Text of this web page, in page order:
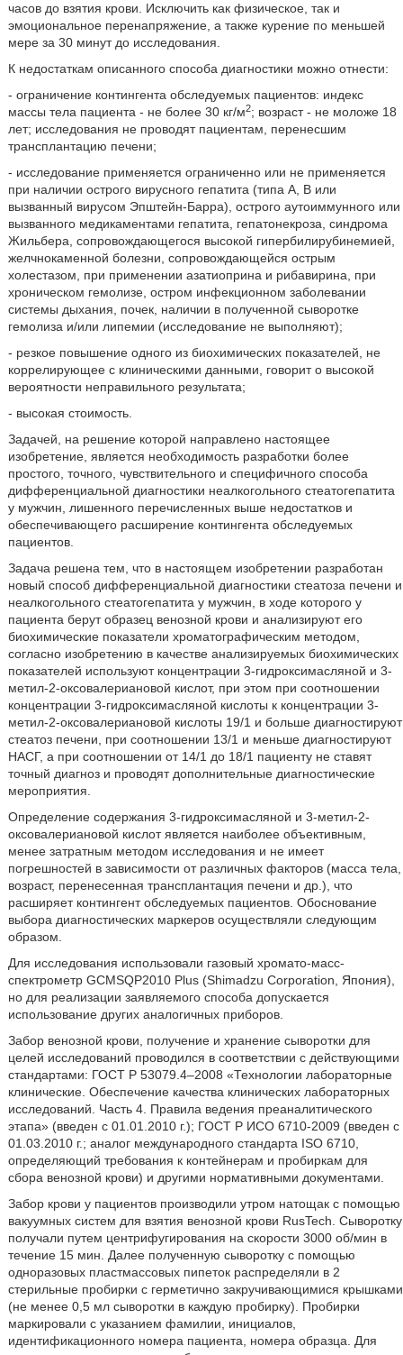
часов до взятия крови. Исключить как физическое, так и
эмоциональное перенапряжение, а также курение по меньшей
мере за 30 минут до исследования.
К недостаткам описанного способа диагностики можно отнести:
- ограничение контингента обследуемых пациентов: индекс
массы тела пациента - не более 30 кг/м2; возраст - не моложе 18
лет; исследования не проводят пациентам, перенесшим
трансплантацию печени;
- исследование применяется ограниченно или не применяется
при наличии острого вирусного гепатита (типа А, В или
вызванный вирусом Эпштейн-Барра), острого аутоиммунного или
вызванного медикаментами гепатита, гепатонекроза, синдрома
Жильбера, сопровождающегося высокой гипербилирубинемией,
желчнокаменной болезни, сопровождающейся острым
холестазом, при применении азатиоприна и рибавирина, при
хроническом гемолизе, остром инфекционном заболевании
системы дыхания, почек, наличии в полученной сыворотке
гемолиза и/или липемии (исследование не выполняют);
- резкое повышение одного из биохимических показателей, не
коррелирующее с клиническими данными, говорит о высокой
вероятности неправильного результата;
- высокая стоимость.
Задачей, на решение которой направлено настоящее
изобретение, является необходимость разработки более
простого, точного, чувствительного и специфичного способа
дифференциальной диагностики неалкогольного стеатогепатита
у мужчин, лишенного перечисленных выше недостатков и
обеспечивающего расширение контингента обследуемых
пациентов.
Задача решена тем, что в настоящем изобретении разработан
новый способ дифференциальной диагностики стеатоза печени и
неалкогольного стеатогепатита у мужчин, в ходе которого у
пациента берут образец венозной крови и анализируют его
биохимические показатели хроматографическим методом,
согласно изобретению в качестве анализируемых биохимических
показателей используют концентрации 3-гидроксимасляной и 3-
метил-2-оксовалериановой кислот, при этом при соотношении
концентрации 3-гидроксимасляной кислоты к концентрации 3-
метил-2-оксовалериановой кислоты 19/1 и больше диагностируют
стеатоз печени, при соотношении 13/1 и меньше диагностируют
НАСГ, а при соотношении от 14/1 до 18/1 пациенту не ставят
точный диагноз и проводят дополнительные диагностические
мероприятия.
Определение содержания 3-гидроксимасляной и 3-метил-2-
оксовалериановой кислот является наиболее объективным,
менее затратным методом исследования и не имеет
погрешностей в зависимости от различных факторов (масса тела,
возраст, перенесенная трансплантация печени и др.), что
расширяет контингент обследуемых пациентов. Обоснование
выбора диагностических маркеров осуществляли следующим
образом.
Для исследования использовали газовый хромато-масс-
спектрометр GCMSQP2010 Plus (Shimadzu Corporation, Япония),
но для реализации заявляемого способа допускается
использование других аналогичных приборов.
Забор венозной крови, получение и хранение сыворотки для
целей исследований проводился в соответствии с действующими
стандартами: ГОСТ Р 53079.4–2008 «Технологии лабораторные
клинические. Обеспечение качества клинических лабораторных
исследований. Часть 4. Правила ведения преаналитического
этапа» (введен с 01.01.2010 г.); ГОСТ Р ИСО 6710-2009 (введен с
01.03.2010 г.; аналог международного стандарта ISO 6710,
определяющий требования к контейнерам и пробиркам для
сбора венозной крови) и другими нормативными документами.
Забор крови у пациентов производили утром натощак с помощью
вакуумных систем для взятия венозной крови RusTech. Сыворотку
получали путем центрифугирования на скорости 3000 об/мин в
течение 15 мин. Далее полученную сыворотку с помощью
одноразовых пластмассовых пипеток распределяли в 2
стерильные пробирки с герметично закручивающимися крышками
(не менее 0,5 мл сыворотки в каждую пробирку). Пробирки
маркировали с указанием фамилии, инициалов,
идентификационного номера пациента, номера образца. Для